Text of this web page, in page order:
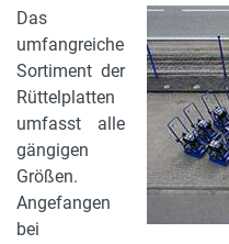
Das
umfangreiche
Sortiment der
Rüttelplatten
umfasst alle
gängigen
Größen.
Angefangen
bei